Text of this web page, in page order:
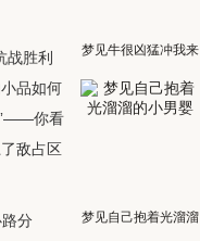
战胜利
品如何
”——你看
敌占区
分
梦见牛很凶猛冲我来
梦见自己抱着光溜溜